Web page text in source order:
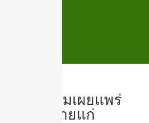
ร “อบรมรมเผยแพร่
างกฎหมายแก่